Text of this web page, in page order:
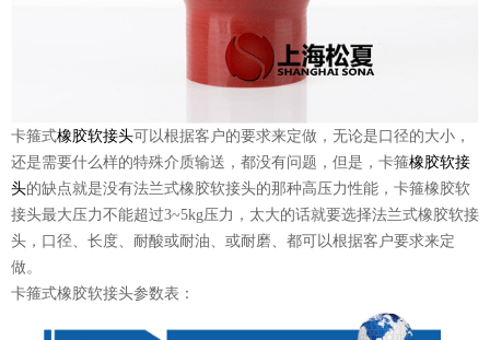
卡箍式橡胶软接头可以根据客户的要求来定做，无论是口径的大小，
还是需要什么样的特殊介质输送，都没有问题，但是，卡箍橡胶软接
头的缺点就是没有法兰式橡胶软接头的那种高压力性能，卡箍橡胶软
接头最大压力不能超过3~5kg压力，太大的话就要选择法兰式橡胶软接
头，口径、长度、耐酸或耐油、或耐磨、都可以根据客户要求来定
做。
卡箍式橡胶软接头参数表：